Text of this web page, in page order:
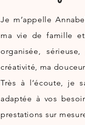
Je m’appelle
ma vie de famille
organisée,
créativité, ma
Très à l’écoute, je
adaptée à vos
prestations sur